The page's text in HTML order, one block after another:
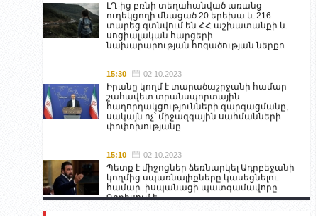
ԼՂ-ից բռնի տեղահանված առանց
ուղեկցողի մնացած 20 երեխա և 216
տարեց գտնվում են ՀՀ աշխատանքի և
սոցիալական հարցերի
նախարարության հոգածության ներքո
15:30 02.10.2023
Իրանը կողմ է տարածաշրջանի համար
շահավետ տրանսպորտային
հաղորդակցությունների զարգացմանը,
սակայն ոչ՝ միջազգային սահմանների
փոփոխությանը
15:10 02.10.2023
Պետք է միջոցներ ձեռնարկել Ադրբեջանի
կողմից սպառնալիքները կասեցնելու
համար. իսպանացի պատգամավորը
Գորիսում է